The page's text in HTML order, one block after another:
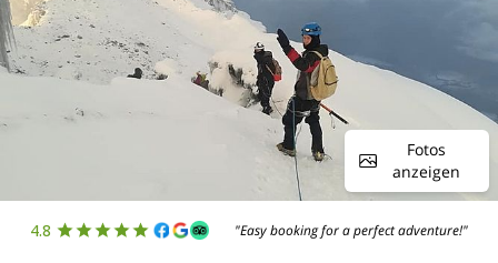
Fotos
anzeigen
4.8 "Easy booking for a perfect adventure!"